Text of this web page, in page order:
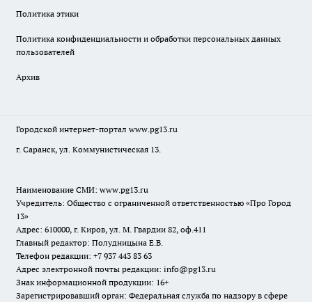
Политика этики
Политика конфиденциальности и обработки персональных данных
пользователей
Архив
Городской интернет-портал www.pg13.ru
г. Саранск, ул. Коммунистическая 13.
Наименование СМИ: www.pg13.ru
Учредитель: Общество с ограниченной ответственностью «Про Город
13»
Адрес: 610000, г. Киров, ул. М. Гвардии 82, оф.411
Главный редактор: Полудницына Е.В.
Телефон редакции: +7 937 443 83 63
Адрес электронной почты редакции: info@pg13.ru
Знак информационной продукции: 16+
Зарегистрировавший орган: Федеральная служба по надзору в сфере